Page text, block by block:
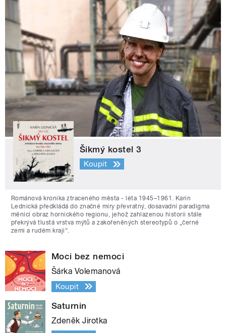
Šikmý kostel 3
Koupit
Románová kronika ztraceného města - léta 1945–1961. Karin
Lednická předkládá do značné míry převratný, dosavadní paradigma
měnící obraz hornického regionu, jehož zahlazenou historii stále
překrývá tlustá vrstva mýtů a zakořeněných stereotypů o „černé
zemi a rudém kraji“.
Moci bez nemoci
Šárka Volemanová
Koupit
Saturnin
Zdeněk Jirotka